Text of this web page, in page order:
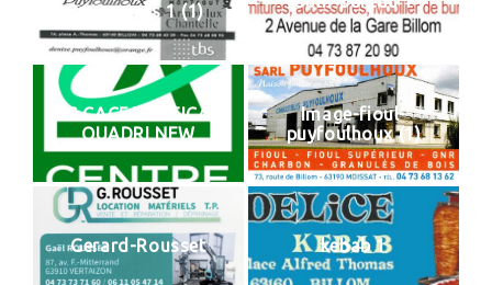
vetements 1 (1)
FC CACF VERTICAL
QUADRI NEW
Image-fioul-
puyfoulhoux (1)
Gerard-Rousset kebab 1